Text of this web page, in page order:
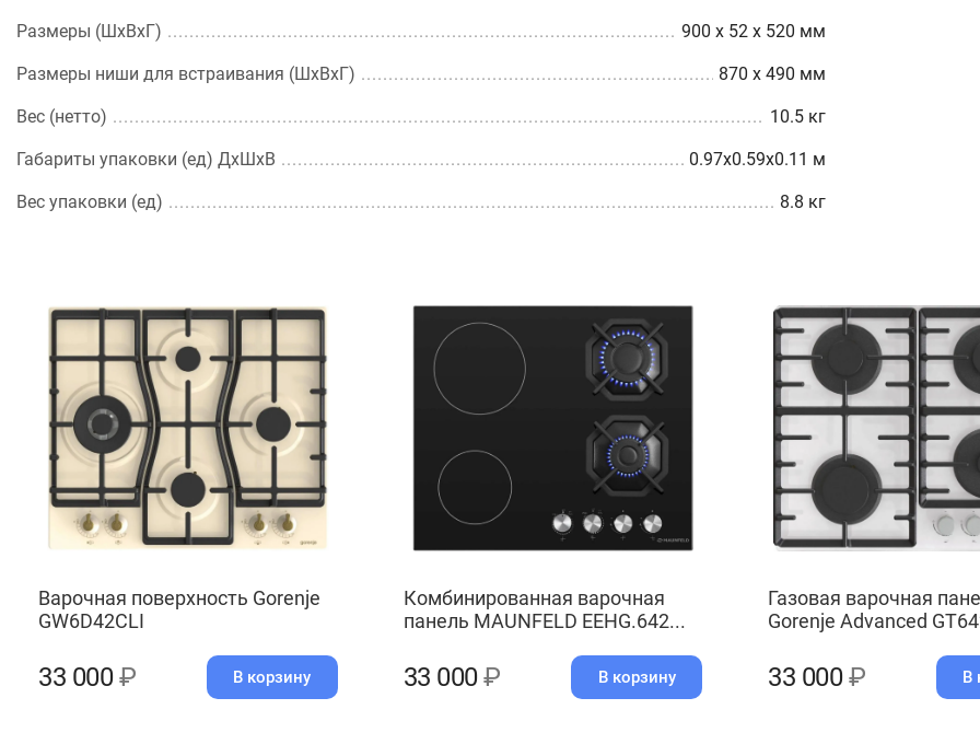
Размеры (ШхВхГ) 900 х 52 х 520 мм
Размеры ниши для встраивания (ШхВxГ) 870 x 490 мм
Вес (нетто) 10.5 кг
Габариты упаковки (ед) ДхШхВ 0.97x0.59x0.11 м
Вес упаковки (ед) 8.8 кг
Варочная поверхность Gorenje
GW6D42CLI
33 000₽ В корзину
Комбинированная варочная
панель MAUNFELD EEHG.642...
33 000₽ В корзину
Газовая варочная
Gorenje Advanced
33 000₽ В